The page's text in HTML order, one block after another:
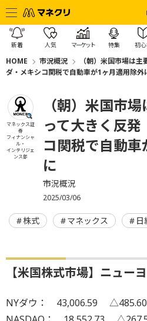
新着 人気 マーケット 特集 初
HOME 市況概況
（朝）米国市場は
ダ・メキシコ関税で自動車が1ヶ月適用除外
マネックス証
券
フィナンシャ
ル・
インテリジェ
ンス部
（朝）米国市
って大きく反
コ関税で自動
に
市況概況
2025/03/06
株式 マネックス 日
【米国株式市場】ニュー
NYダウ： 43,006.59